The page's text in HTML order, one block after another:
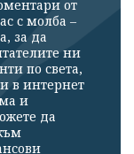
от
с молба –
за да
ни
по света,
в интернет
и
да